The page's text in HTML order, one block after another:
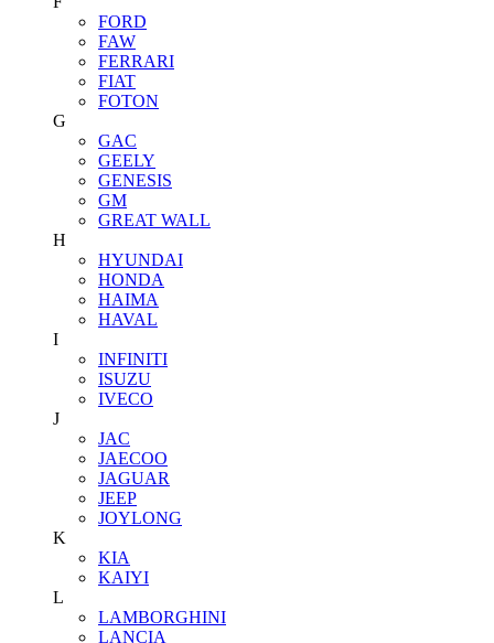
FORD
FAW
FERRARI
FIAT
FOTON
G
GAC
GEELY
GENESIS
GM
GREAT WALL
H
HYUNDAI
HONDA
HAIMA
HAVAL
I
INFINITI
ISUZU
IVECO
J
JAC
JAECOO
JAGUAR
JEEP
JOYLONG
K
KIA
KAIYI
L
LAMBORGHINI
LANCIA